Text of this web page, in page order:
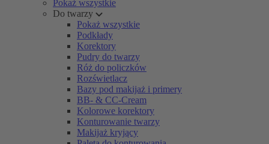
Pokaż wszystkie
Do twarzy
Pokaż wszystkie
Podkłady
Korektory
Pudry do twarzy
Róż do policzków
Rozświetlacz
Bazy pod makijaż i primery
BB- & CC-Cream
Kolorowe korektory
Konturowanie twarzy
Makijaż kryjący